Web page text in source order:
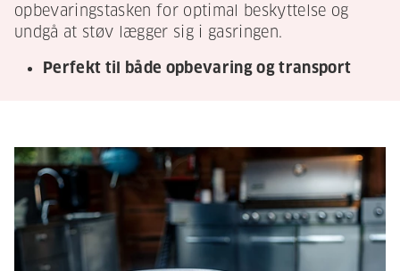
opbevaringstasken for optimal beskyttelse og
undgå at støv lægger sig i gasringen.
Perfekt til både opbevaring og transport